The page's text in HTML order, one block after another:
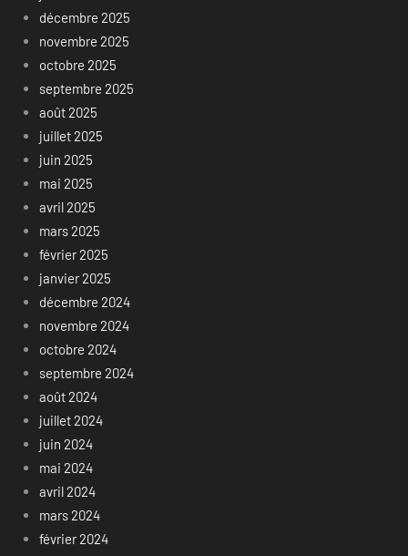
décembre 2025
novembre 2025
octobre 2025
septembre 2025
août 2025
juillet 2025
juin 2025
mai 2025
avril 2025
mars 2025
février 2025
janvier 2025
décembre 2024
novembre 2024
octobre 2024
septembre 2024
août 2024
juillet 2024
juin 2024
mai 2024
avril 2024
mars 2024
février 2024